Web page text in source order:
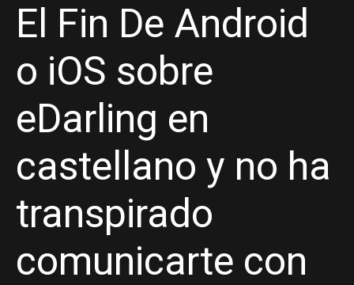
El Fin De Android
o iOS sobre
eDarling en
castellano y no ha
transpirado
comunicarte con